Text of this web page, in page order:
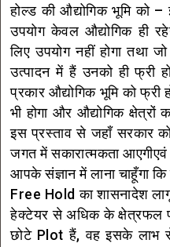
होल्ड की औद्योगिक भूमि को
उपयोग केवल औद्योगिक ही
लिए उपयोग नहीं होगा तथा
उत्पादन में हैं उनको ही फ्री
प्रकार औद्योगिक भूमि को
भी होगा और औद्योगिक क्षेत्रों
इस प्रस्ताव से जहाँ सरकार को
जगत में सकारात्मकता आएगीएवं
आपके संज्ञान में लाना चाहूँगा कि
Free Hold का शासनादेश
हेक्टेयर से अधिक के क्षेत्रफल
छोटे Plot हैं, वह इसके लाभ